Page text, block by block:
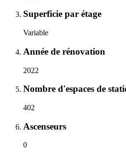
Superficie par étage
Variable
Année de rénovation
2022
Nombre d'espaces de
402
Ascenseurs
0